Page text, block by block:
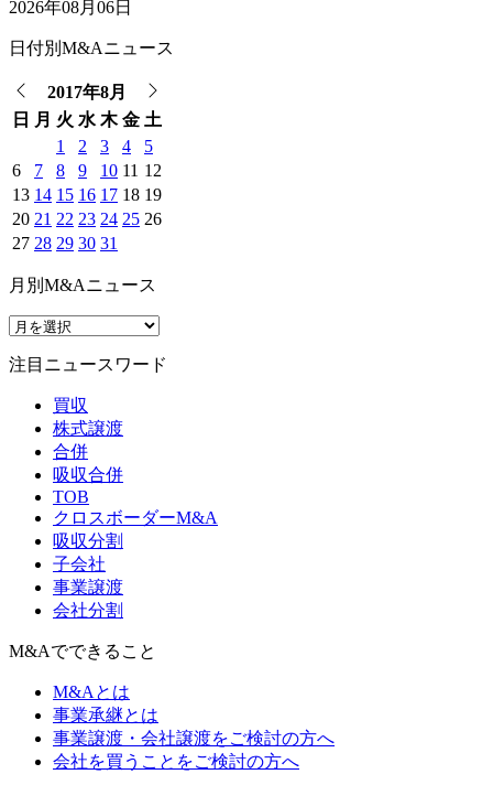
2026年08月06日
日付別M&Aニュース
2017年8月
日 月 火 水 木 金 土
1
2 3 4
5
6
7 8 9 10 11 12
13 14 15 16 17 18 19
20 21 22 23 24 25 26
27 28 29 30 31
月別M&Aニュース
注目ニュースワード
買収
株式譲渡
合併
吸収合併
TOB
クロスボーダーM&A
吸収分割
子会社
事業譲渡
会社分割
M&Aでできること
M&Aとは
事業承継とは
事業譲渡・会社譲渡をご検討の方へ
会社を買うことをご検討の方へ